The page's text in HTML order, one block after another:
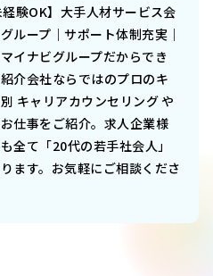
経験OK】大手人材サービス会
ループ｜サポート体制充実｜
イナビグループだからでき
介会社ならではのプロのキ
キャリアカウンセリング や
仕事をご紹介。求人企業様
全て「20代の若手社会人」
ます。お気軽にご相談くださ